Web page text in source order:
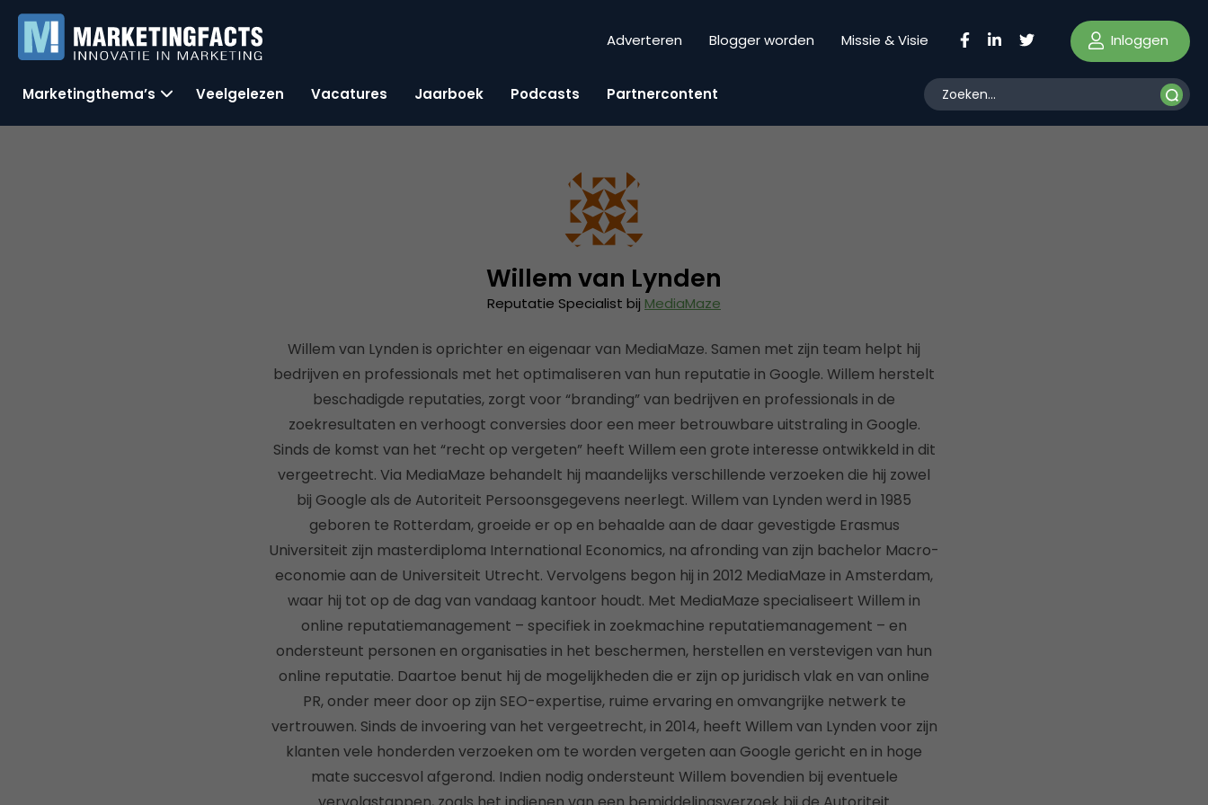
Adverteren Blogger worden Missie & Visie Inloggen
Marketingthema’s Veelgelezen Vacatures Jaarboek Podcasts Partnercontent
Willem van Lynden
Reputatie Specialist bij MediaMaze
Willem van Lynden is oprichter en eigenaar van MediaMaze. Samen met zijn team helpt hij
bedrijven en professionals met het optimaliseren van hun reputatie in Google. Willem herstelt
beschadigde reputaties, zorgt voor “branding” van bedrijven en professionals in de
zoekresultaten en verhoogt conversies door een meer betrouwbare uitstraling in Google.
Sinds de komst van het “recht op vergeten” heeft Willem een grote interesse ontwikkeld in dit
vergeetrecht. Via MediaMaze behandelt hij maandelijks verschillende verzoeken die hij zowel
bij Google als de Autoriteit Persoonsgegevens neerlegt. Willem van Lynden werd in 1985
geboren te Rotterdam, groeide er op en behaalde aan de daar gevestigde Erasmus
Universiteit zijn masterdiploma International Economics, na afronding van zijn bachelor Macro-
economie aan de Universiteit Utrecht. Vervolgens begon hij in 2012 MediaMaze in Amsterdam,
waar hij tot op de dag van vandaag kantoor houdt. Met MediaMaze specialiseert Willem in
online reputatiemanagement – specifiek in zoekmachine reputatiemanagement – en
ondersteunt personen en organisaties in het beschermen, herstellen en verstevigen van hun
online reputatie. Daartoe benut hij de mogelijkheden die er zijn op juridisch vlak en van online
PR, onder meer door op zijn SEO-expertise, ruime ervaring en omvangrijke netwerk te
vertrouwen. Sinds de invoering van het vergeetrecht, in 2014, heeft Willem van Lynden voor zijn
klanten vele honderden verzoeken om te worden vergeten aan Google gericht en in hoge
mate succesvol afgerond. Indien nodig ondersteunt Willem bovendien bij eventuele